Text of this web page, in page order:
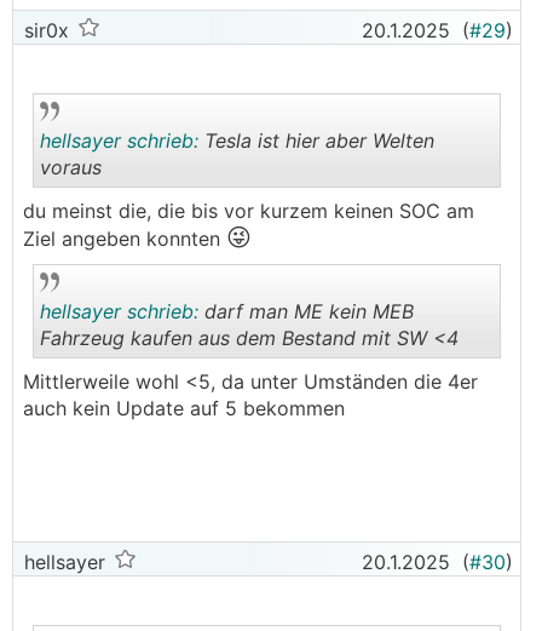
sir0x 20.1.2025 (#29)
..
hellsayer schrieb: Tesla ist hier aber Welten
voraus
du meinst die, die bis vor kurzem keinen SOC am
Ziel angeben konnten 😜
..
hellsayer schrieb: darf man ME kein MEB
Fahrzeug kaufen aus dem Bestand mit SW <4
Mittlerweile wohl <5, da unter Umständen die 4er
auch kein Update auf 5 bekommen
hellsayer 20.1.2025 (#30)